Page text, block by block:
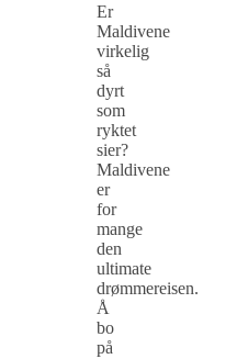
Er
Maldivene
virkelig
så
dyrt
som
ryktet
sier?
Maldivene
er
for
mange
den
ultimate
drømmereisen.
Å
bo
på